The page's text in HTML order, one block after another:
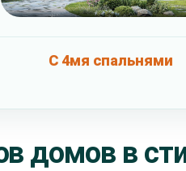
С 4мя спальнями
домов в